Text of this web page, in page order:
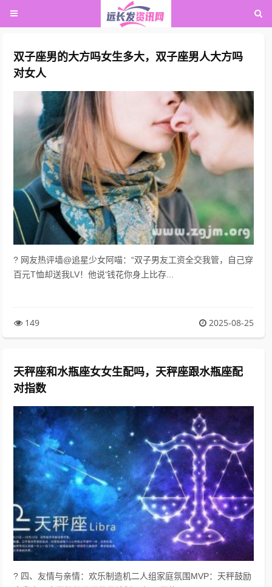
双子座男的大方吗女生多大，双子座男人大方吗
对女人
? 网友热评墙@追星少女阿喵：“双子男友工资全交我管，自己穿
百元T恤却送我LV！他说‘钱花你身上比存...
149 2025-08-25
天秤座和水瓶座女女生配吗，天秤座跟水瓶座配
对指数
? 四、友情与亲情：欢乐制造机二人组家庭氛围MVP：天秤鼓励